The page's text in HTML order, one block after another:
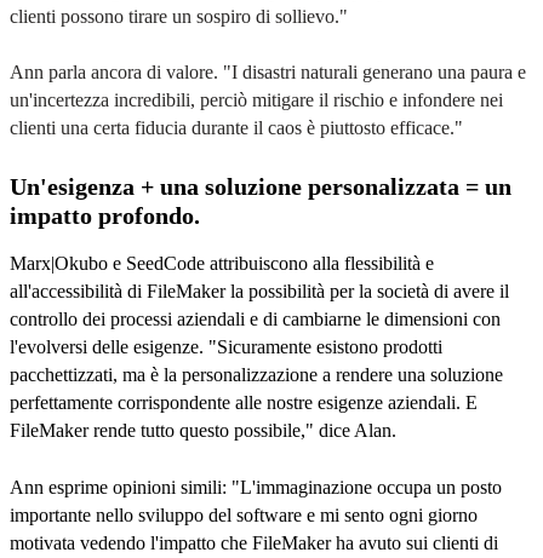
clienti possono tirare un sospiro di sollievo."
Ann parla ancora di valore. "I disastri naturali generano una paura e
un'incertezza incredibili, perciò mitigare il rischio e infondere nei
clienti una certa fiducia durante il caos è piuttosto efficace."
Un'esigenza + una soluzione personalizzata = un
impatto profondo.
Marx|Okubo e SeedCode attribuiscono alla flessibilità e
all'accessibilità di FileMaker la possibilità per la società di avere il
controllo dei processi aziendali e di cambiarne le dimensioni con
l'evolversi delle esigenze. "Sicuramente esistono prodotti
pacchettizzati, ma è la personalizzazione a rendere una soluzione
perfettamente corrispondente alle nostre esigenze aziendali. E
FileMaker rende tutto questo possibile," dice Alan.
Ann esprime opinioni simili: "L'immaginazione occupa un posto
importante nello sviluppo del software e mi sento ogni giorno
motivata vedendo l'impatto che FileMaker ha avuto sui clienti di